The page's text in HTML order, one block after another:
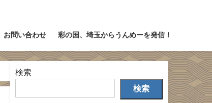
お問い合わせ 彩の国、埼玉からうんめーを発信！
検索
検索